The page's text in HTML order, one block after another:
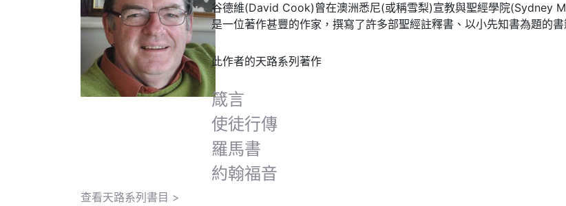
谷德維(David Cook)曾在澳洲悉尼(或稱雪梨)宣教與聖經學院(Sydney
是一位著作甚豐的作家，撰寫了許多部聖經註釋書、以小先知書為題的
此作者的天路系列著作
箴言
使徒行傳
羅馬書
約翰福音
查看天路系列書目 >